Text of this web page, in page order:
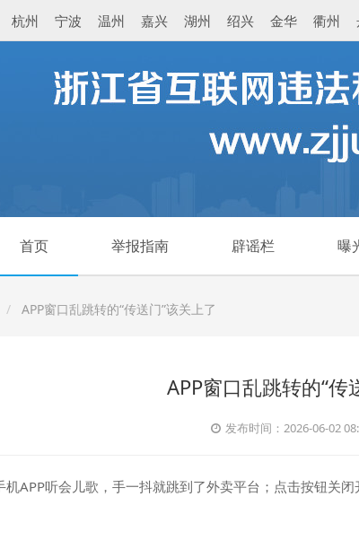
杭州 宁波 温州 嘉兴 湖州 绍兴 金华 衢州
首页 举报指南 辟谣栏 曝
APP窗口乱跳转的“传送门”该关上了
APP窗口乱跳转的“传
发布时间：2026-06-02
机APP听会儿歌，手一抖就跳到了外卖平台；点击按钮关